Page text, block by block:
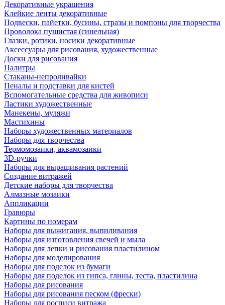
Декоративные украшения
Клейкие ленты декоративные
Подвески, пайетки, бусины, стразы и помпоны для творчества
Проволока пушистая (синельная)
Глазки, ротики, носики декоративные
Аксессуары для рисования, художественные
Доски для рисования
Палитры
Стаканы-непроливайки
Пеналы и подставки для кистей
Вспомогательные средства для живописи
Ластики художественные
Манекены, муляжи
Мастихины
Наборы художественных материалов
Наборы для творчества
Термомозаики, аквамозаики
3D-ручки
Наборы для выращивания растений
Создание витражей
Детские наборы для творчества
Алмазные мозаики
Аппликации
Гравюры
Картины по номерам
Наборы для выжигания, выпиливания
Наборы для изготовления свечей и мыла
Наборы для лепки и рисования пластилином
Наборы для моделирования
Наборы для поделок из бумаги
Наборы для поделок из гипса, глины, теста, пластилина
Наборы для рисования
Наборы для рисования песком (фрески)
Наборы для росписи витража